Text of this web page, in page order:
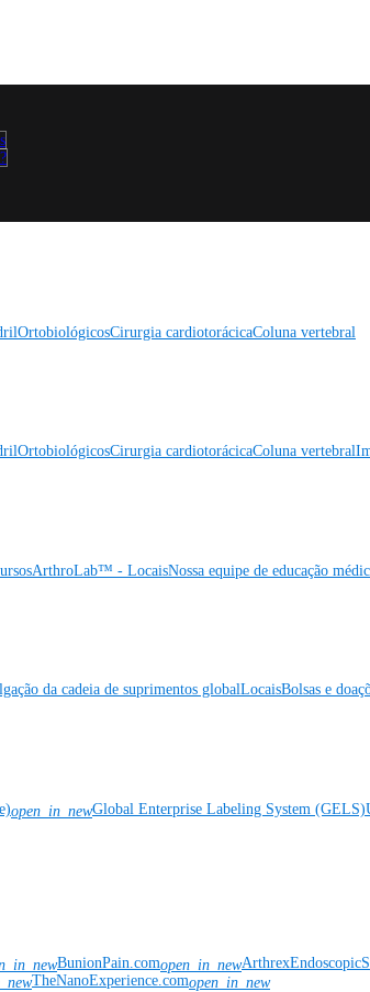
OrtobiológicosCirurgia cardiotorácicaColuna vertebral
OrtobiológicosCirurgia cardiotorácicaColuna vertebral
ArthroLab™ - LocaisNossa equipe de educação
da cadeia de suprimentos globalLocaisBolsas e
open_in_newGlobal Enterprise Labeling System (GELS)
BunionPain.comopen_in_new
TheNanoExperience.comopen_in_new